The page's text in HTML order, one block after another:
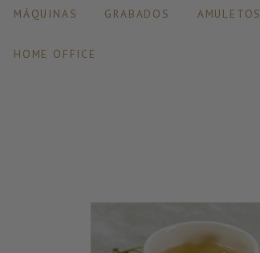
MÁQUINAS GRABADOS AMULETOS
HOME OFFICE